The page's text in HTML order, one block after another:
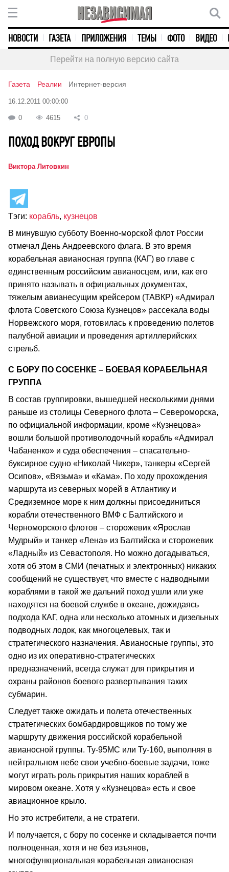
НОВОСТИ ГАЗЕТА ПРИЛОЖЕНИЯ ТЕМЫ ФОТО ВИДЕО
Перейти на полную версию сайта
Газета Реалии Интернет-версия
16.12.2011 00:00:00
0 4615 0
ПОХОД ВОКРУГ ЕВРОПЫ
Виктора Литовкин
Тэги: корабль, кузнецов
В минувшую субботу Военно-морской флот России
отмечал День Андреевского флага. В это время
корабельная авианосная группа (КАГ) во главе с
единственным российским авианосцем, или, как его
принято называть в официальных документах,
тяжелым авианесущим крейсером (ТАВКР) «Адмирал
флота Советского Союза Кузнецов» рассекала воды
Норвежского моря, готовилась к проведению полетов
палубной авиации и проведения артиллерийских
стрельб.
С БОРУ ПО СОСЕНКЕ – БОЕВАЯ КОРАБЕЛЬНАЯ
ГРУППА
В состав группировки, вышедшей несколькими днями
раньше из столицы Северного флота – Североморска,
по официальной информации, кроме «Кузнецова»
вошли большой противолодочный корабль «Адмирал
Чабаненко» и суда обеспечения – спасательно-
буксирное судно «Николай Чикер», танкеры «Сергей
Осипов», «Вязьма» и «Кама». По ходу прохождения
маршрута из северных морей в Атлантику и
Средиземное море к ним должны присоединиться
корабли отечественного ВМФ с Балтийского и
Черноморского флотов – сторожевик «Ярослав
Мудрый» и танкер «Лена» из Балтийска и сторожевик
«Ладный» из Севастополя. Но можно догадываться,
хотя об этом в СМИ (печатных и электронных) никаких
сообщений не существует, что вместе с надводными
кораблями в такой же дальний поход ушли или уже
находятся на боевой службе в океане, дожидаясь
подхода КАГ, одна или несколько атомных и дизельных
подводных лодок, как многоцелевых, так и
стратегического назначения. Авианосные группы, это
одно из их оперативно-стратегических
предназначений, всегда служат для прикрытия и
охраны районов боевого развертывания таких
субмарин.
Следует также ожидать и полета отечественных
стратегических бомбардировщиков по тому же
маршруту движения российской корабельной
авианосной группы. Ту-95МС или Ту-160, выполняя в
нейтральном небе свои учебно-боевые задачи, тоже
могут играть роль прикрытия наших кораблей в
мировом океане. Хотя у «Кузнецова» есть и свое
авиационное крыло.
Но это истребители, а не стратеги.
И получается, с бору по сосенке и складывается почти
полноценная, хотя и не без изъянов,
многофункциональная корабельная авианосная